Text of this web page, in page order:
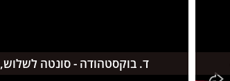
ד. בוקסטהודה - סונטה לשלוש, BuxWV 261 (המבורג, 1696)